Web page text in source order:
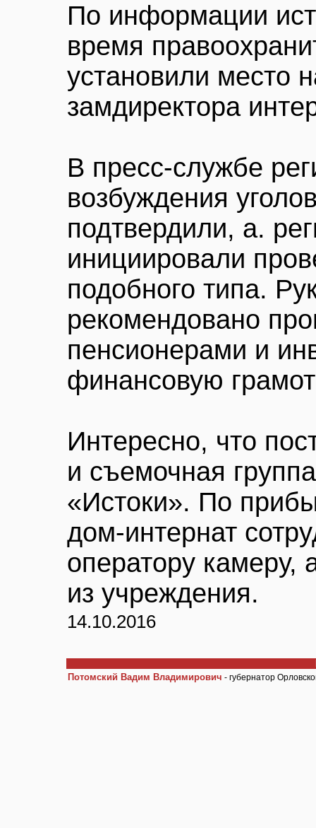
По информации
время
установили место
замдиректора
В пресс-службе
возбуждения
подтвердили, а.
инициировали
подобного типа.
рекомендовано
пенсионерами и
финансовую
Интересно, что
и съемочная
«Истоки». По
дом-интернат
оператору камеру,
из учреждения.
14.10.2016
Потомский Вадим Владимирович - губернатор